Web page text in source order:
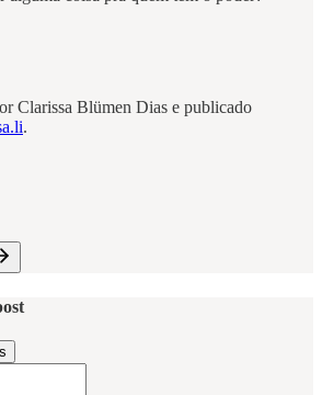
Clarissa Blümen Dias e publicado
.